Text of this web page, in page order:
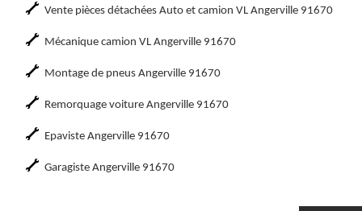
Vente pièces détachées Auto et camion VL Angerville 91670
Mécanique camion VL Angerville 91670
Montage de pneus Angerville 91670
Remorquage voiture Angerville 91670
Epaviste Angerville 91670
Garagiste Angerville 91670